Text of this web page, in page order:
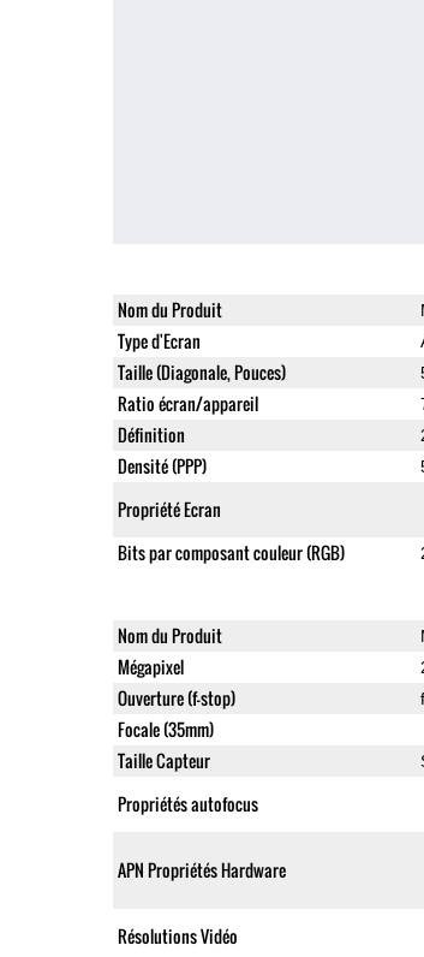
Nom du Produit
Type d'Ecran
Taille (Diagonale, Pouces)
Ratio écran/appareil
Définition
Densité (PPP)
Propriété Ecran
Bits par composant couleur (RGB)
Nom du Produit
Mégapixel
Ouverture (f-stop)
Focale (35mm)
Taille Capteur
Propriétés autofocus
APN Propriétés Hardware
Résolutions Vidéo